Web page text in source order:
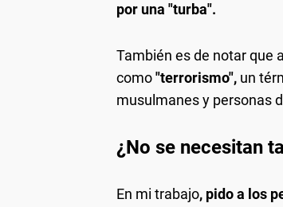
por una "turba".
También es de notar que
como"terrorismo", un
musulmanes y personas
¿No se necesitan
En mi trabajo, pido a los